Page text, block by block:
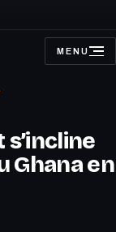
MENU
OUVRIR
LE
s’incline
Ghana en